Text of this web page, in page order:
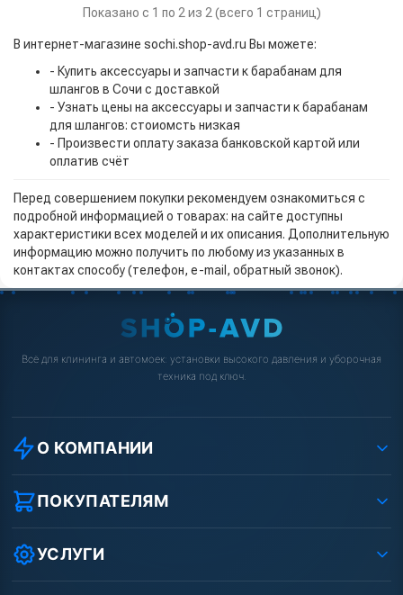
Показано с 1 по 2 из 2 (всего 1 страниц)
В интернет-магазине sochi.shop-avd.ru Вы можете:
- Купить аксессуары и запчасти к барабанам для
шлангов в Сочи с доставкой
- Узнать цены на аксессуары и запчасти к барабанам
для шлангов: стоиомсть низкая
- Произвести оплату заказа банковской картой или
оплатив счёт
Перед совершением покупки рекомендуем ознакомиться с
подробной информацией о товарах: на сайте доступны
характеристики всех моделей и их описания. Дополнительную
информацию можно получить по любому из указанных в
контактах способу (телефон, e-mail, обратный звонок).
Всё для клининга и автомоек: установки высокого давления и уборочная
техника под ключ.
О КОМПАНИИ
О компании
Реквизиты ООО «Шоп АВД»
Защита данных клиента
Условия соглашения
Вакансии
ПОКУПАТЕЛЯМ
Как заказать?
Оплата
Доставка
УСЛУГИ
Ремонт АВД